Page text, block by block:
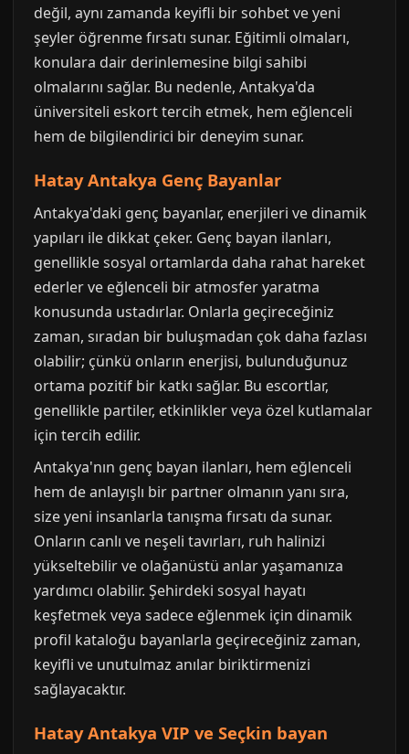
değil, aynı zamanda keyifli bir sohbet ve yeni
şeyler öğrenme fırsatı sunar. Eğitimli olmaları,
konulara dair derinlemesine bilgi sahibi
olmalarını sağlar. Bu nedenle, Antakya'da
üniversiteli eskort tercih etmek, hem eğlenceli
hem de bilgilendirici bir deneyim sunar.
Hatay Antakya Genç Bayanlar
Antakya'daki genç bayanlar, enerjileri ve dinamik
yapıları ile dikkat çeker. Genç bayan ilanları,
genellikle sosyal ortamlarda daha rahat hareket
ederler ve eğlenceli bir atmosfer yaratma
konusunda ustadırlar. Onlarla geçireceğiniz
zaman, sıradan bir buluşmadan çok daha fazlası
olabilir; çünkü onların enerjisi, bulunduğunuz
ortama pozitif bir katkı sağlar. Bu escortlar,
genellikle partiler, etkinlikler veya özel kutlamalar
için tercih edilir.
Antakya'nın genç bayan ilanları, hem eğlenceli
hem de anlayışlı bir partner olmanın yanı sıra,
size yeni insanlarla tanışma fırsatı da sunar.
Onların canlı ve neşeli tavırları, ruh halinizi
yükseltebilir ve olağanüstü anlar yaşamanıza
yardımcı olabilir. Şehirdeki sosyal hayatı
keşfetmek veya sadece eğlenmek için dinamik
profil kataloğu bayanlarla geçireceğiniz zaman,
keyifli ve unutulmaz anılar biriktirmenizi
sağlayacaktır.
Hatay Antakya VIP ve Seçkin bayan